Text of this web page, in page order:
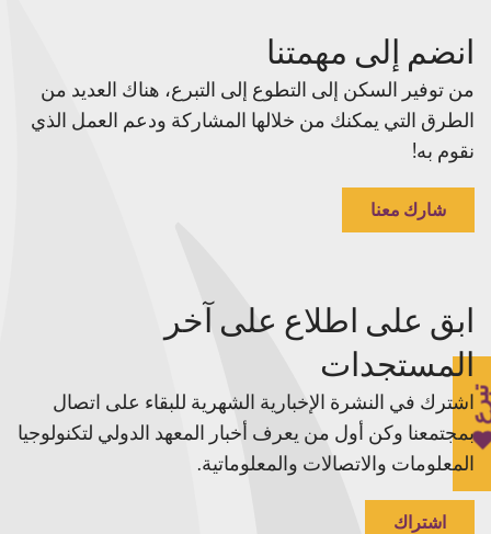
انضم إلى مهمتنا
من توفير السكن إلى التطوع إلى التبرع، هناك العديد من
الطرق التي يمكنك من خلالها المشاركة ودعم العمل الذي
نقوم به!
شارك معنا
ابق على اطلاع على آخر
المستجدات
اشترك في النشرة الإخبارية الشهرية للبقاء على اتصال
بمجتمعنا وكن أول من يعرف أخبار المعهد الدولي لتكنولوجيا
المعلومات والاتصالات والمعلوماتية.
اشتراك